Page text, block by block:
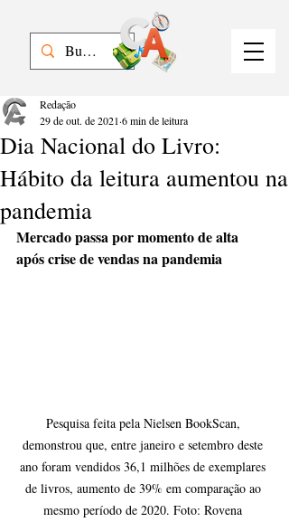
Dia Nacional do Livro:
Hábito da leitura aumentou na
pandemia
Redação
29 de out. de 2021 6 min de leitura
Mercado passa por momento de alta
após crise de vendas na pandemia
Pesquisa feita pela Nielsen BookScan,
demonstrou que, entre janeiro e setembro deste
ano foram vendidos 36,1 milhões de exemplares
de livros, aumento de 39% em comparação ao
mesmo período de 2020. Foto: Rovena